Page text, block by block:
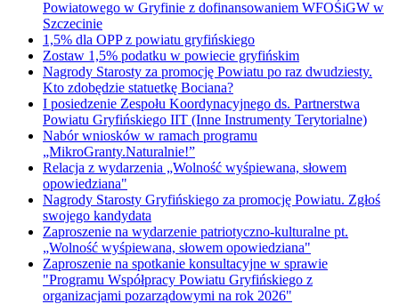
Powiatowego w Gryfinie z dofinansowaniem WFOŚiGW w
Szczecinie
1,5% dla OPP z powiatu gryfińskiego
Zostaw 1,5% podatku w powiecie gryfińskim
Nagrody Starosty za promocję Powiatu po raz dwudziesty.
Kto zdobędzie statuetkę Bociana?
I posiedzenie Zespołu Koordynacyjnego ds. Partnerstwa
Powiatu Gryfińskiego IIT (Inne Instrumenty Terytorialne)
Nabór wniosków w ramach programu
„MikroGranty.Naturalnie!”
Relacja z wydarzenia „Wolność wyśpiewana, słowem
opowiedziana"
Nagrody Starosty Gryfińskiego za promocję Powiatu. Zgłoś
swojego kandydata
Zaproszenie na wydarzenie patriotyczno-kulturalne pt.
„Wolność wyśpiewana, słowem opowiedziana"
Zaproszenie na spotkanie konsultacyjne w sprawie
"Programu Współpracy Powiatu Gryfińskiego z
organizacjami pozarządowymi na rok 2026"